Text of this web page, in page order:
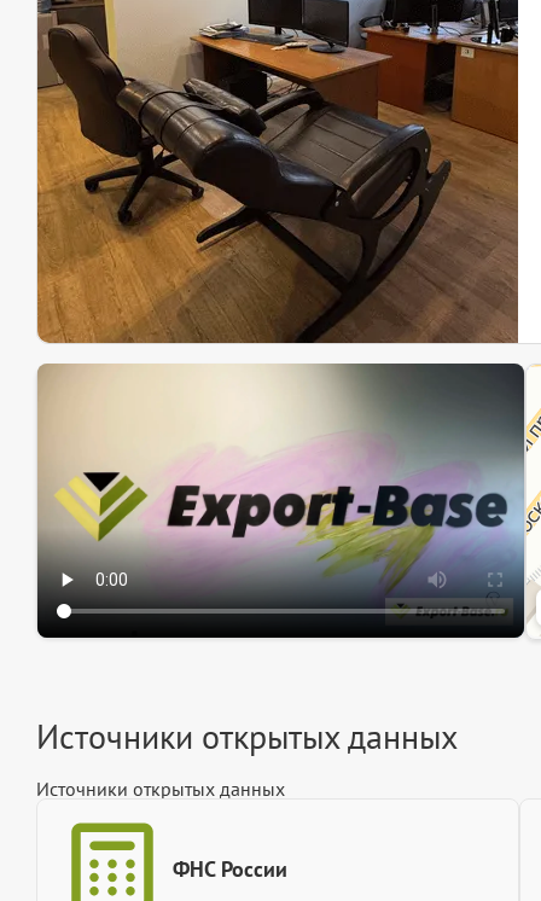
Источники открытых данных
Источники открытых данных
ФНС России